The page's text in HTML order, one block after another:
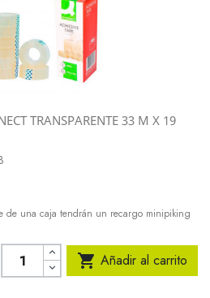
TRANSPARENTE 33 M X 19
de una caja tendrán un recargo minipiking
 Añadir al carrito